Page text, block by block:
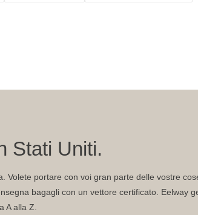
Stati Uniti.
Volete portare con voi gran parte delle vostre
bagagli con un vettore certificato. Eelway
A alla Z.